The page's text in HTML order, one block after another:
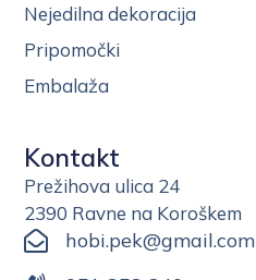
Nejedilna dekoracija
Pripomočki
Embalaža
Kontakt
Prežihova ulica 24
2390 Ravne na Koroškem
hobi.pek@gmail.com